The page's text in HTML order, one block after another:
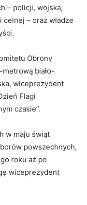
– policji, wojska,
– oraz władze
Obrony
biało-
wiceprezydent
Flagi
czasie”.
w maju świąt
powszechnych,
roku aż po
wiceprezydent